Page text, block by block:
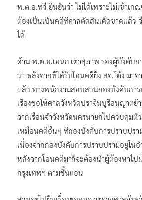
พ.ต.อ.ทวี ยืนยันว่า ไม่ได้เพราะไม่เข้าเก
ต้องเป็นเป็นคดีที่ศาลตัดสินเด็ดขาดแล้ว
ได้
ด้าน พ.ต.อ.เอนก เตาสุภาพ รองผู้บังคับก
ว่า หลังจากที่ได้รับโอนคดียิง สจ.โต้ง มาจ
แล้ว ทางพนักงานสอบสวนกองบังคับการ
เรื่องขอให้ศาลจังหวัดปราจีนบุรีอนุญาตย้
จากเรือนจำจังหวัดนครนายกไปควบคุมตั
เหมือนคดีอื่นๆ ที่กองบังคับการปราบปรา
เนื่องจากกองบังคับการปราบปรามอยู่ใน
หลังจากโอนคดีมาก็จะต้องนำผู้ต้องหาไป
กรุงเทพฯ ตามขั้นตอน